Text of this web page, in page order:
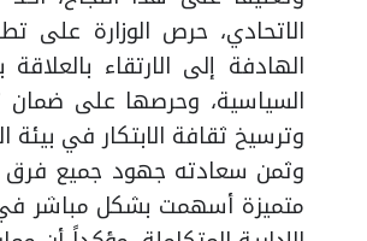
الاتحادي، حرص الوزارة على
الهادفة إلى الارتقاء
السياسية، وحرصها على ضمان
وترسيخ ثقافة الابتكار في
وثمن سعادته جهود جميع فرق
متميزة أسهمت بشكل مباشر في